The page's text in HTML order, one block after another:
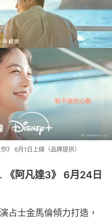
》 6月1日上線（品牌提供）
阿凡達3》 6月24日
占士金馬倫傾力打造，